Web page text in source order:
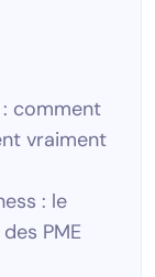
comment
vraiment
: le
PME